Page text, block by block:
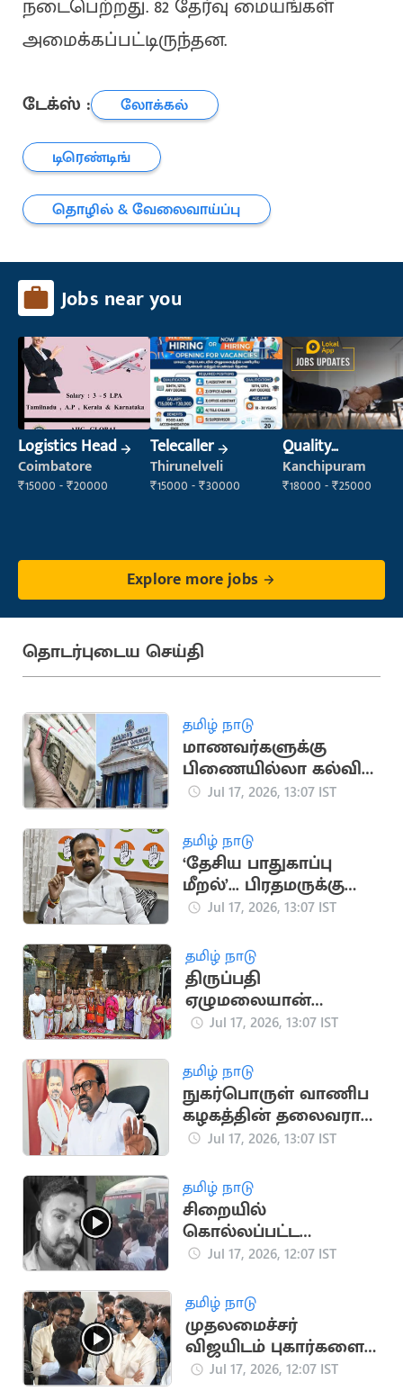
நடைபெற்றது. 82 தேர்வு மையங்கள்
அமைக்கப்பட்டிருந்தன.
டேக்ஸ் :
லோக்கல்
டிரெண்டிங்
தொழில் & வேலைவாய்ப்பு
Jobs near you
Logistics Head
Coimbatore
₹15000 - ₹20000
Telecaller
Thirunelveli
₹15000 - ₹30000
Quality
Inspector
Kanchipuram
₹18000 - ₹25000
Explore more jobs
தொடர்புடைய செய்தி
தமிழ் நாடு
மாணவர்களுக்கு
பிணையில்லா கல்விக்
கடன்... அமைச்சர்
Jul 17, 2026, 13:07 IST
தமிழ் நாடு
‘தேசிய பாதுகாப்பு
மீறல்’... பிரதமருக்கு
மாணிக்கம் தாகூர்
Jul 17, 2026, 13:07 IST
தமிழ் நாடு
திருப்பதி
ஏழுமலையான்
கோவிலில்
நடைபெற்ற ஆனிவார
ஆஸ்தான விழா
Jul 17, 2026, 13:07 IST
தமிழ் நாடு
நுகர்பொருள் வாணிப
கழகத்தின் தலைவராக
அமைச்சர்
நியமனம்
Jul 17, 2026, 13:07 IST
தமிழ் நாடு
சிறையில்
கொல்லப்பட்ட
சபரிவர்மன் உடலுடன்
போராட்டம்
Jul 17, 2026, 12:07 IST
தமிழ் நாடு
முதலமைச்சர்
விஜயிடம் புகார்களை
அடுக்கிய விடுதி
Jul 17, 2026, 12:07 IST